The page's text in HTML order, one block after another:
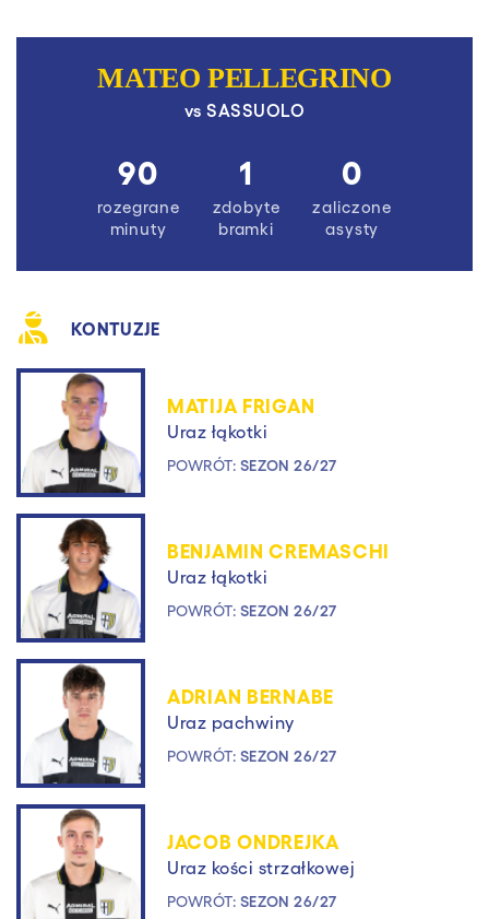
MATEO PELLEGRINO
vsSASSUOLO
90
rozegrane
minuty
1
zdobyte
bramki
0
zaliczone
asysty
KONTUZJE
MATIJA FRIGAN
Uraz łąkotki
POWRÓT: SEZON 26/27
BENJAMIN CREMASCHI
Uraz łąkotki
POWRÓT: SEZON 26/27
ADRIAN BERNABE
Uraz pachwiny
POWRÓT: SEZON 26/27
JACOB ONDREJKA
Uraz kości strzałkowej
POWRÓT: SEZON 26/27